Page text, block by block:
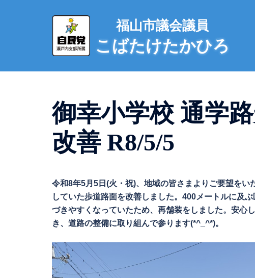
へ
福山市議会議員
こばたけたかひろ
御幸小学校 通学
改善 R8/5/5
令和8年5月5日(火・祝)、地域の皆さまよりご要望を
していた歩道路面を改善しました。400メートルに及
づきやすくなっていたため、再舗装をしました。安心
き、道路の整備に取り組んで参ります(*^_^*)。